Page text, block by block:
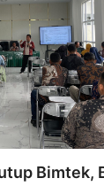
Bimtek,